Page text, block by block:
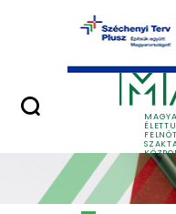
Ugrás a fő tartalomhoz